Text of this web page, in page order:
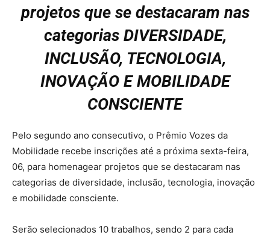
projetos que se destacaram nas
categorias DIVERSIDADE,
INCLUSÃO, TECNOLOGIA,
INOVAÇÃO E MOBILIDADE
CONSCIENTE
Pelo segundo ano consecutivo, o Prêmio Vozes da
Mobilidade recebe inscrições até a próxima sexta-feira,
06, para homenagear projetos que se destacaram nas
categorias de diversidade, inclusão, tecnologia, inovação
e mobilidade consciente.
Serão selecionados 10 trabalhos, sendo 2 para cada